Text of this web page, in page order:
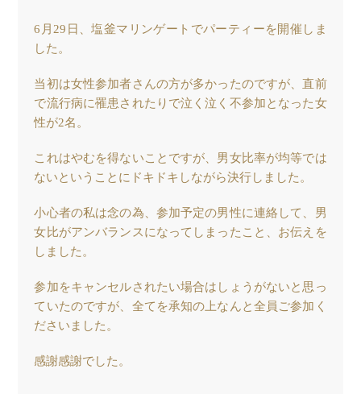
6月29日、塩釜マリンゲートでパーティーを開催しま
した。
当初は女性参加者さんの方が多かったのですが、直前
で流行病に罹患されたりで泣く泣く不参加となった女
性が2名。
これはやむを得ないことですが、男女比率が均等では
ないということにドキドキしながら決行しました。
小心者の私は念の為、参加予定の男性に連絡して、男
女比がアンバランスになってしまったこと、お伝えを
しました。
参加をキャンセルされたい場合はしょうがないと思っ
ていたのですが、全てを承知の上なんと全員ご参加く
ださいました。
感謝感謝でした。